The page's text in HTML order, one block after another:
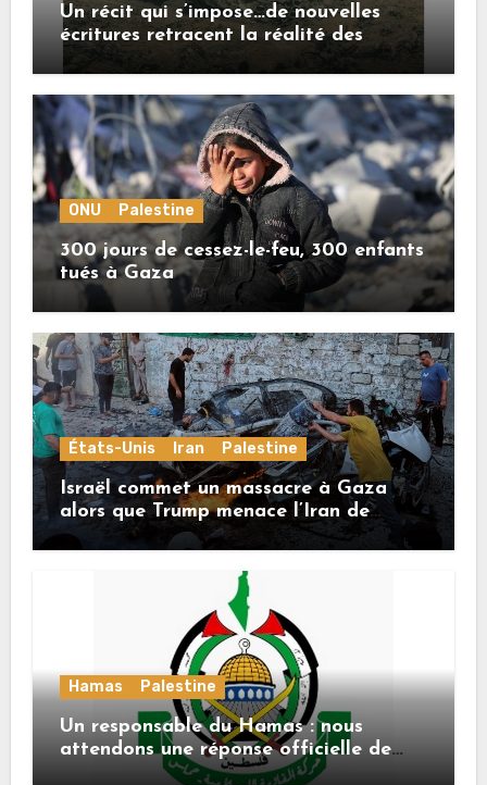
Un récit qui s’impose…de nouvelles
écritures retracent la réalité des
crimes sionistes à Gaza
ONU Palestine
300 jours de cessez-le-feu, 300 enfants
tués à Gaza
États-Unis Iran Palestine
Israël commet un massacre à Gaza
alors que Trump menace l’Iran de
«décapitation»
Hamas Palestine
Un responsable du Hamas : nous
attendons une réponse officielle de
Mladenov concernant la feuille de